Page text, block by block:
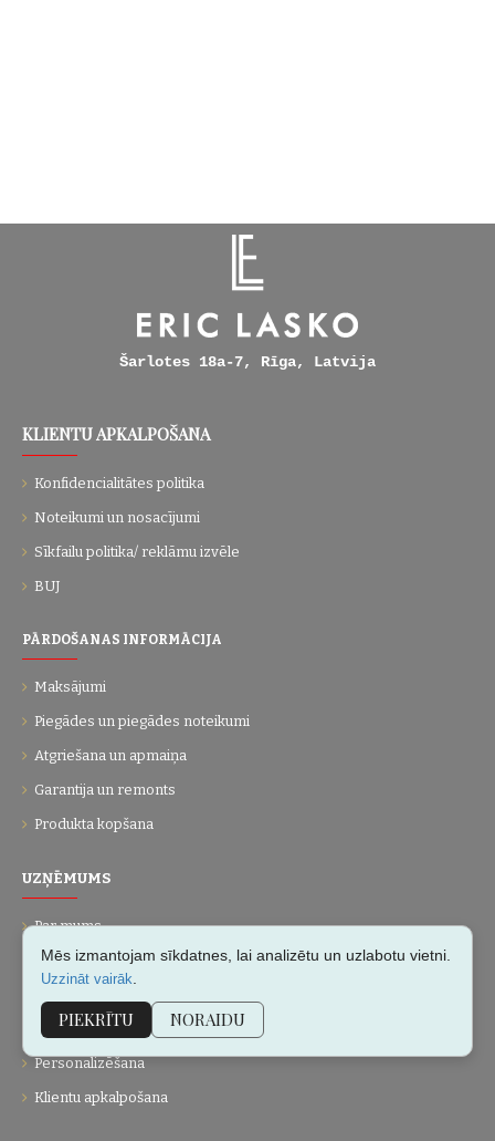
Šarlotes 18a-7, Rīga, Latvija
KLIENTU APKALPOŠANA
Konfidencialitātes politika
Noteikumi un nosacījumi
Sīkfailu politika/ reklāmu izvēle
BUJ
PĀRDOŠANAS INFORMĀCIJA
Maksājumi
Piegādes un piegādes noteikumi
Atgriešana un apmaiņa
Garantija un remonts
Produkta kopšana
UZŅĒMUMS
Par mums
Kontakti
Dāvanu kartes
Personalizēšana
Klientu apkalpošana
Mēs izmantojam sīkdatnes, lai analizētu un uzlabotu vietni.
Uzzināt vairāk
PIEKRĪTU NORAIDU